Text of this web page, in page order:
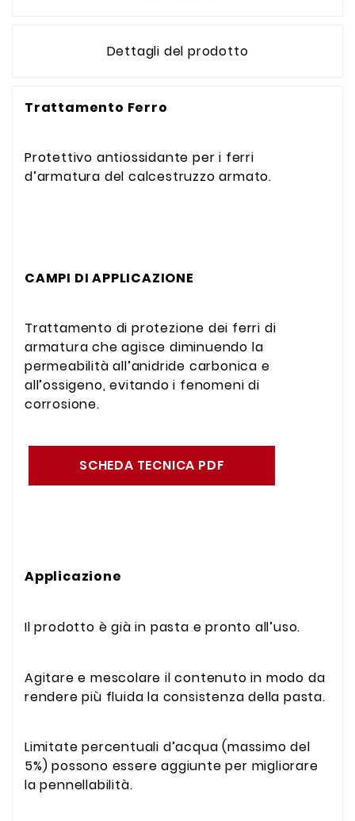
Dettagli del prodotto
Trattamento Ferro
Protettivo antiossidante per i ferri
d’armatura del calcestruzzo armato.
CAMPI DI APPLICAZIONE
Trattamento di protezione dei ferri di
armatura che agisce diminuendo la
permeabilità all’anidride carbonica e
all’ossigeno, evitando i fenomeni di
corrosione.
SCHEDA TECNICA PDF
Applicazione
Il prodotto è già in pasta e pronto all’uso.
Agitare e mescolare il contenuto in modo da
rendere più fluida la consistenza della pasta.
Limitate percentuali d’acqua (massimo del
5%) possono essere aggiunte per migliorare
la pennellabilità.